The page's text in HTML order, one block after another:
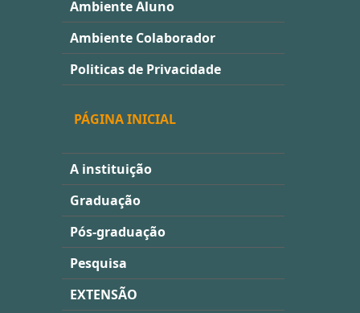
Ambiente Aluno
Ambiente Colaborador
Politicas de Privacidade
PÁGINA INICIAL
A instituição
Graduação
Pós-graduação
Pesquisa
EXTENSÃO